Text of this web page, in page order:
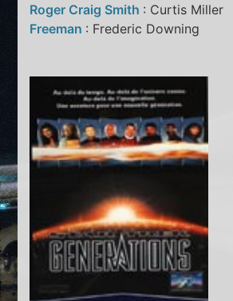
Roger Craig Smith : Curtis Miller
Freeman : Frederic Downing